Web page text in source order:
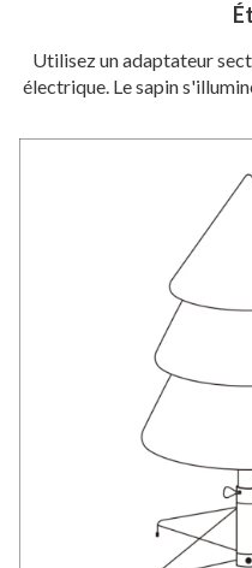
Utilisez un adaptateur
électrique. Le sapin